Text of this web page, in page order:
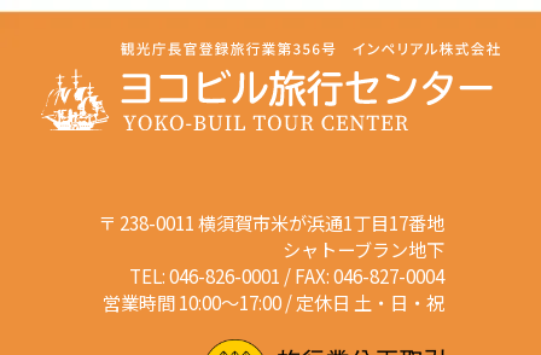
〒 238-0011 横須賀市米が浜通1丁目17番地
シャトーブラン地下
TEL: 046-826-0001 / FAX: 046-827-0004
営業時間 10:00～17:00 / 定休日 土・日・祝